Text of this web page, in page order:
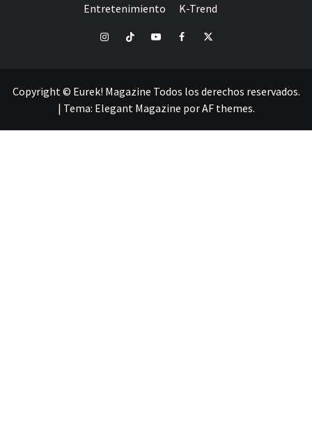
Entretenimiento K-Trend
InstagramTikTok YouTubeFacebookTwitter
Copyright © Eurek! Magazine Todos los derechos reservados.
| Tema: Elegant Magazine porAF themes.